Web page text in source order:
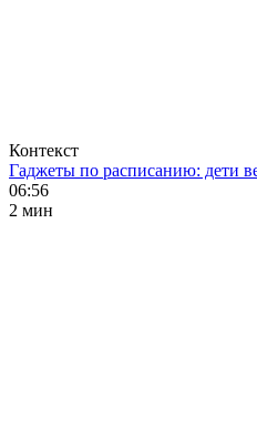
Контекст
Гаджеты по расписанию: дети
06:56
2 мин